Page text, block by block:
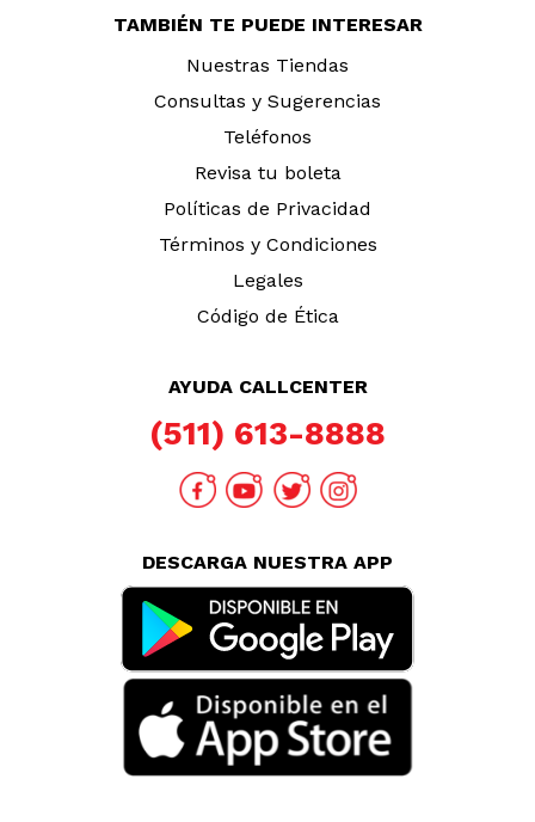
TAMBIÉN TE PUEDE INTERESAR
Nuestras Tiendas
Consultas y Sugerencias
Teléfonos
Revisa tu boleta
Políticas de Privacidad
Términos y Condiciones
Legales
Código de Ética
AYUDA CALLCENTER
(511) 613-8888
DESCARGA NUESTRA APP